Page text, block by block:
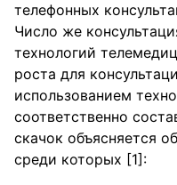
телефонных
Число же
технологий
роста для
использованием
соответственно
скачок объясняется
среди которых [1]: